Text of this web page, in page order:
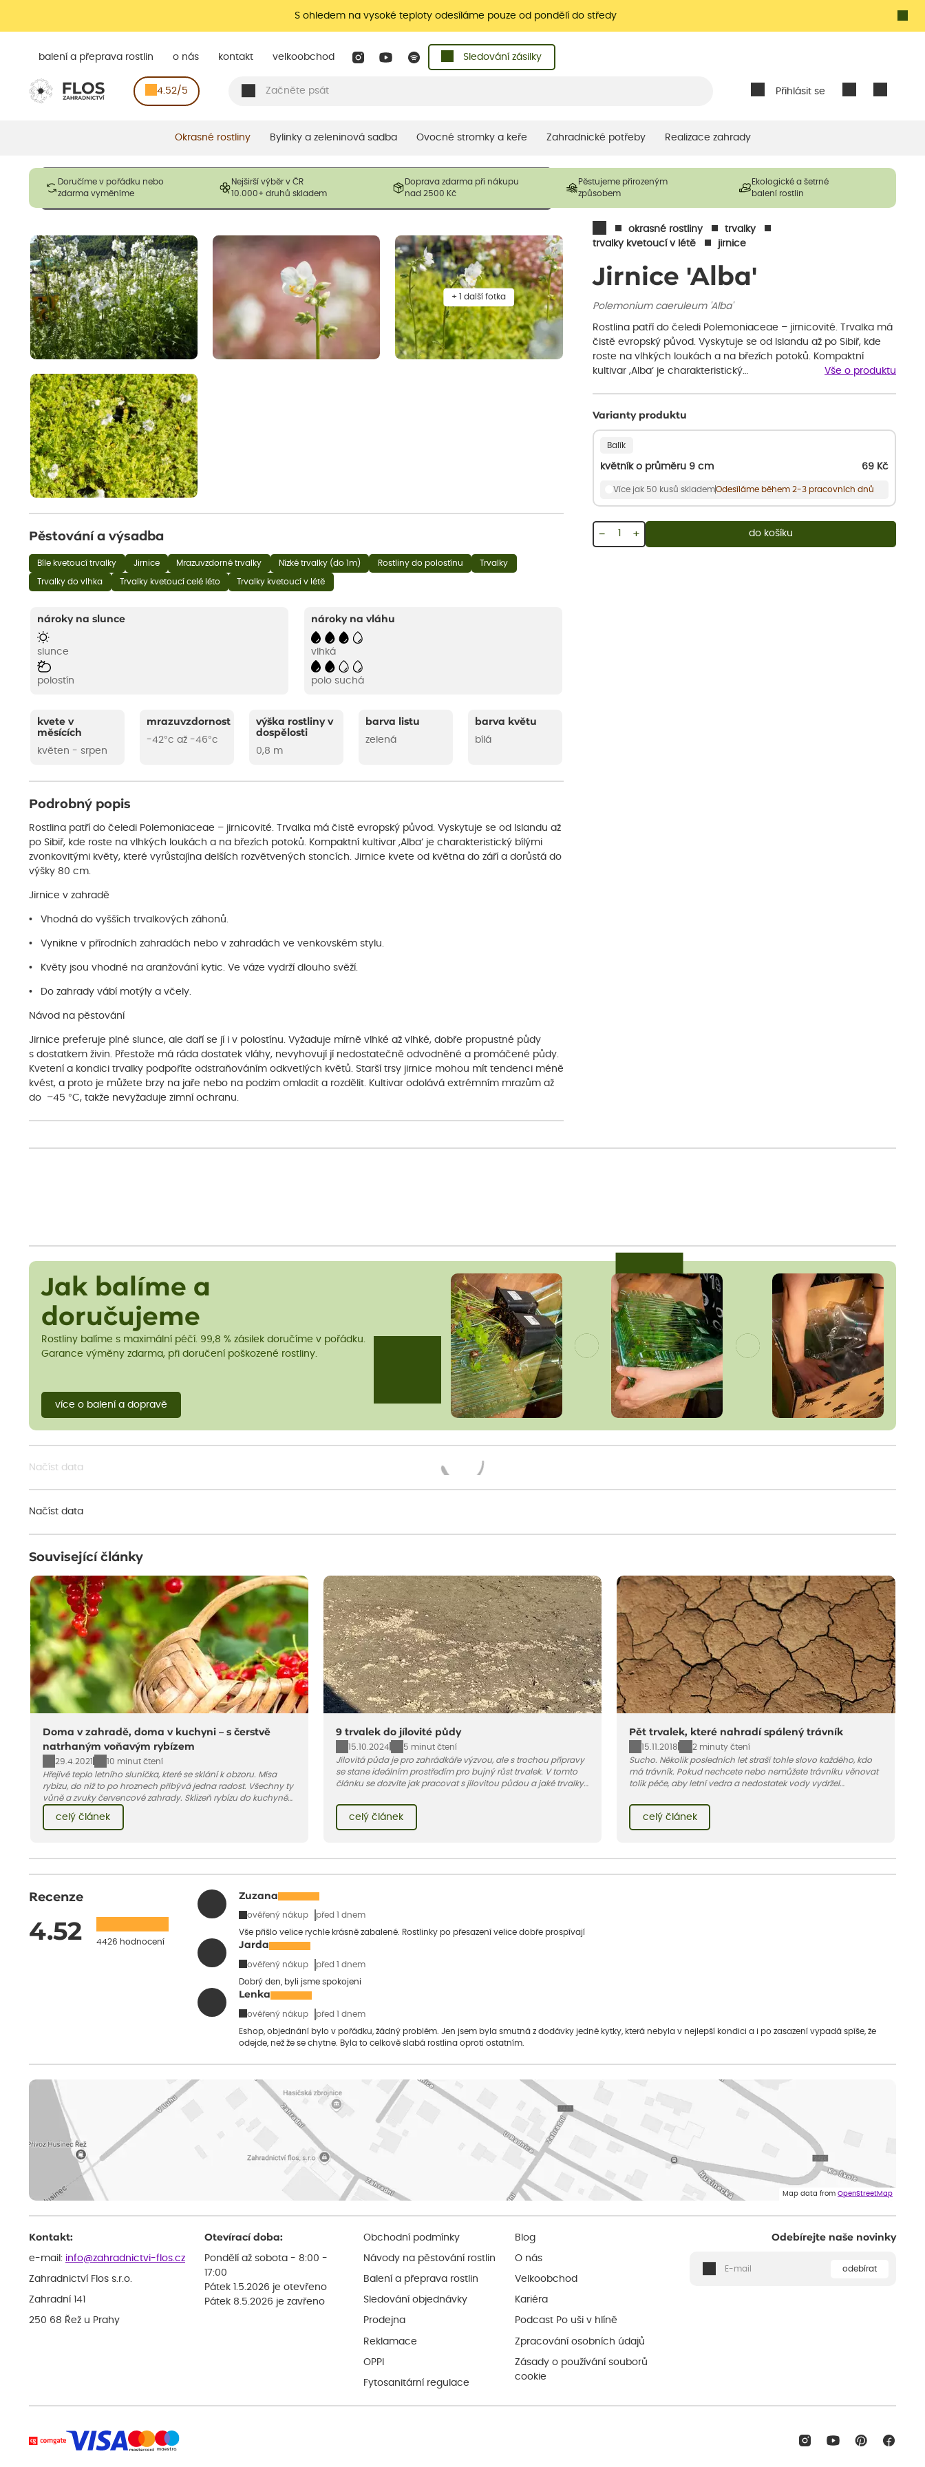
S ohledem na vysoké teploty odesíláme pouze od pondělí do středy
Přihlásit se
balení a přeprava rostlin o nás kontakt velkoobchod Sledování zásilky
4.52/5
Okrasné rostliny Bylinky a zeleninová sadba Ovocné stromky a keře Zahradnické potřeby Realizace zahrady
Doručíme v pořádku nebo
zdarma vyměníme
Nejširší výběr v ČR
10.000+ druhů skladem
Doprava zdarma při nákupu
nad 2500 Kč
Pěstujeme přirozeným
způsobem
Ekologické a šetrné
balení rostlin
okrasné rostliny
trvalky
trvalky kvetoucí v létě
jirnice
Jirnice 'Alba'
Polemonium caeruleum 'Alba'
Rostlina patří do čeledi Polemoniaceae – jirnicovité. Trvalka má
čistě evropský původ. Vyskytuje se od Islandu až po Sibiř, kde
roste na vlhkých loukách a na březích potoků. Kompaktní
kultivar ‚Alba‘ je charakteristický…
Vše o produktu
Varianty produktu
Balík
květník o průměru 9 cm 69 Kč
Více jak 50 kusů sklademOdesíláme během 2-3 pracovních dnů
+
− do košíku
Obrázky slouží pouze pro ilustrační účely a mají reprezentovat prodávané produkty. V závislosti na sezónnosti mohou být
opadavé rostliny dodávány v dormantním stavu a bez listů. Rostliny mohou být také sestřiženy níže, než je uvedená
+ 1 další fotka
Pěstování a výsadba
Bíle kvetoucí trvalky Jirnice Mrazuvzdorné trvalky Nízké trvalky (do 1m) Rostliny do polostínu Trvalky
Trvalky do vlhka Trvalky kvetoucí celé léto Trvalky kvetoucí v létě
nároky na slunce
slunce
polostín
nároky na vláhu
vlhká
polo suchá
kvete v
měsících
květen - srpen
mrazuvzdornost
-42°c až -46°c
výška rostliny v
dospělosti
0,8 m
barva listu
zelená
barva květu
bílá
Podrobný popis
Rostlina patří do čeledi Polemoniaceae – jirnicovité. Trvalka má čistě evropský původ. Vyskytuje se od Islandu až
po Sibiř, kde roste na vlhkých loukách a na březích potoků. Kompaktní kultivar ‚Alba‘ je charakteristický bílými
zvonkovitými květy, které vyrůstajína delších rozvětvených stoncích. Jirnice kvete od května do září a dorůstá do
výšky 80 cm.
Jirnice v zahradě
• Vhodná do vyšších trvalkových záhonů.
• Vynikne v přírodních zahradách nebo v zahradách ve venkovském stylu.
• Květy jsou vhodné na aranžování kytic. Ve váze vydrží dlouho svěží.
• Do zahrady vábí motýly a včely.
Návod na pěstování
Jirnice preferuje plné slunce, ale daří se jí i v polostínu. Vyžaduje mírně vlhké až vlhké, dobře propustné půdy
s dostatkem živin. Přestože má ráda dostatek vláhy, nevyhovují jí nedostatečně odvodněné a promáčené půdy.
Kvetení a kondici trvalky podpoříte odstraňováním odkvetlých květů. Starší trsy jirnice mohou mít tendenci méně
kvést, a proto je můžete brzy na jaře nebo na podzim omladit a rozdělit. Kultivar odolává extrémním mrazům až
do –45 °C, takže nevyžaduje zimní ochranu.
Jak balíme a
doručujeme
Rostliny balíme s maximální péčí. 99,8 % zásilek doručíme v pořádku.
Garance výměny zdarma, při doručení poškozené rostliny.
více o balení a dopravě
Načíst data
Načíst data
Související články
Doma v zahradě, doma v kuchyni – s čerstvě
natrhaným voňavým rybízem
29.4.2021
10 minut čtení
Hřejivé teplo letního sluníčka, které se sklání k obzoru. Mísa
rybízu, do níž to po hroznech přibývá jedna radost. Všechny ty
vůně a zvuky červencové zahrady. Sklizeň rybízu do kuchyně
vnese neuvěřitelný klid a radost. A taky trochu bezstarostnosti
dětství při mlsání babiččina drobenkového koláče s rybízem.
celý článek
9 trvalek do jílovité půdy
15.10.2024
5 minut čtení
Jílovitá půda je pro zahrádkáře výzvou, ale s trochou přípravy
se stane ideálním prostředím pro bujný růst trvalek. V tomto
článku se dozvíte jak pracovat s jílovitou půdou a jaké trvalky
celý článek
Pět trvalek, které nahradí spálený trávník
15.11.2018
2 minuty čtení
Sucho. Několik posledních let straší tohle slovo každého, kdo
má trávník. Pokud nechcete nebo nemůžete trávníku věnovat
tolik péče, aby letní vedra a nedostatek vody vydržel
trvalek, které trávník na suchých místech spolehlivě nahradí.
Všechny jsou pochozí (vydrží sešlapání) a když jim dáte mezi
sekáním delší čas, krásně kvetou.
celý článek
Recenze
4.52 4426 hodnocení
Zuzana
ověřený nákup před 1 dnem
Vše přišlo velice rychle krásně zabalené. Rostlinky po přesazení velice dobře prospívají
Jarda
ověřený nákup před 1 dnem
Dobrý den, byli jsme spokojeni
Lenka
ověřený nákup před 1 dnem
Eshop, objednání bylo v pořádku, žádný problém. Jen jsem byla smutná z dodávky jedné kytky, která nebyla v nejlepší kondici a i po zasazení vypadá spíše, že
odejde, než že se chytne. Byla to celkově slabá rostlina oproti ostatním.
Map data from OpenStreetMap
Kontakt:
e-mail: info@zahradnictvi-flos.cz
Zahradnictví Flos s.r.o.
Zahradní 141
250 68 Řež u Prahy
Otevírací doba:
Pondělí až sobota - 8:00 -
17:00
Pátek 1.5.2026 je otevřeno
Pátek 8.5.2026 je zavřeno
Obchodní podmínky
Návody na pěstování rostlin
Balení a přeprava rostlin
Sledování objednávky
Prodejna
Reklamace
OPPI
Fytosanitární regulace
Blog
O nás
Velkoobchod
Kariéra
Podcast Po uši v hlíně
Zpracování osobních údajů
Zásady o používání souborů
cookie
Odebírejte naše novinky
odebírat